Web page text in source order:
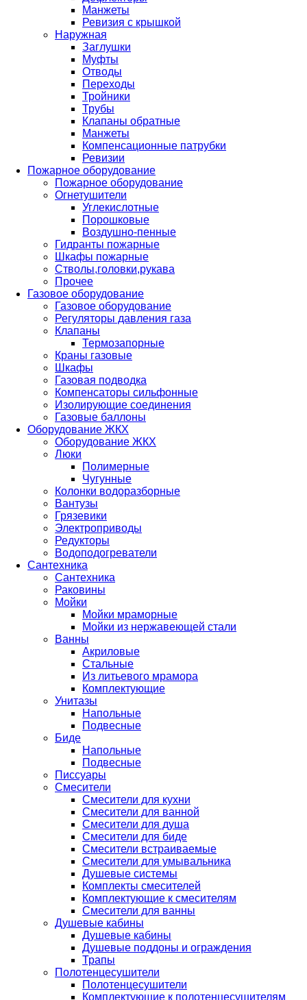
Манжеты
Ревизия с крышкой
Наружная
Заглушки
Муфты
Отводы
Переходы
Тройники
Трубы
Клапаны обратные
Манжеты
Компенсационные патрубки
Ревизии
Пожарное оборудование
Пожарное оборудование
Огнетушители
Углекислотные
Порошковые
Воздушно-пенные
Гидранты пожарные
Шкафы пожарные
Стволы,головки,рукава
Прочее
Газовое оборудование
Газовое оборудование
Регуляторы давления газа
Клапаны
Термозапорные
Краны газовые
Шкафы
Газовая подводка
Компенсаторы сильфонные
Изолирующие соединения
Газовые баллоны
Оборудование ЖКХ
Оборудование ЖКХ
Люки
Полимерные
Чугунные
Колонки водоразборные
Вантузы
Грязевики
Электроприводы
Редукторы
Водоподогреватели
Сантехника
Сантехника
Раковины
Мойки
Мойки мраморные
Мойки из нержавеющей стали
Ванны
Акриловые
Стальные
Из литьевого мрамора
Комплектующие
Унитазы
Напольные
Подвесные
Биде
Напольные
Подвесные
Писсуары
Смесители
Смесители для кухни
Смесители для ванной
Смесители для душа
Смесители для биде
Смесители встраиваемые
Смесители для умывальника
Душевые системы
Комплекты смесителей
Комплектующие к смесителям
Смесители для ванны
Душевые кабины
Душевые кабины
Душевые поддоны и ограждения
Трапы
Полотенцесушители
Полотенцесушители
Комплектующие к полотенцесушителям